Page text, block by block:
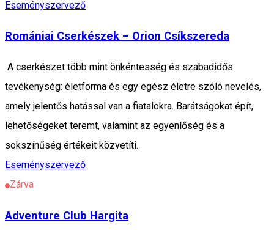
Eseményszervező
Romániai Cserkészek – Orion Csíkszereda
A cserkészet több mint önkéntesség és szabadidős
tevékenység: életforma és egy egész életre szóló nevelés,
amely jelentős hatással van a fiatalokra. Barátságokat épít,
lehetőségeket teremt, valamint az egyenlőség és a
sokszínűség értékeit közvetíti.
Eseményszervező
Zárva
Adventure Club Hargita